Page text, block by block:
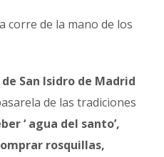
corre de la mano de los
San Isidro de Madrid
de las tradiciones
‘ agua del santo’,
rosquillas,